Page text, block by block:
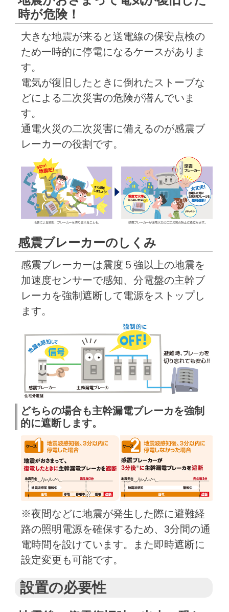
時が危険！
大きな地震が来ると送電線の保安点検の
ため一時的に停電になるケースがありま
す。
電気が復旧したときに倒れたストーブな
どによる二次災害の危険が潜んでいま
す。
通電火災の二次災害に備えるのが感震ブ
レーカーの役割です。
感震ブレーカーのしくみ
感震ブレーカーは震度５強以上の地震を
加速度センサーで感知、分電盤の主幹ブ
レーカを強制遮断して電源をストップし
ます。
どちらの場合も主幹漏電ブレーカを強制
的に遮断します。
※夜間などに地震が発生した際に避難経
路の照明電源を確保するため、3分間の通
電時間を設けています。また即時遮断に
設定変更も可能です。
設置の必要性